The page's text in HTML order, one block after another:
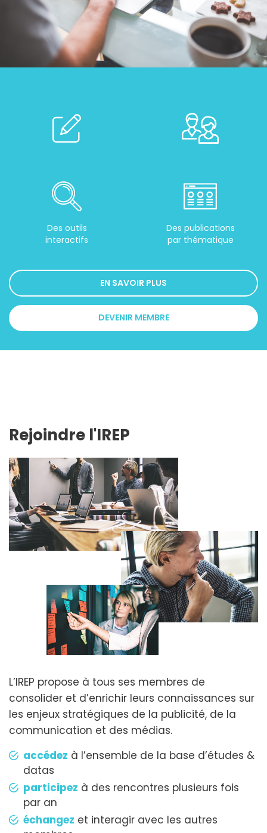
Des outils
interactifs
Des publications
par thématique
EN SAVOIR PLUS
DEVENIR MEMBRE
Rejoindre l'IREP
L’IREP propose à tous ses membres de
consolider et d’enrichir leurs connaissances sur
les enjeux stratégiques de la publicité, de la
communication et des médias.
accédez à l’ensemble de la base d’études &
datas
participez à des rencontres plusieurs fois
par an
échangez et interagir avec les autres